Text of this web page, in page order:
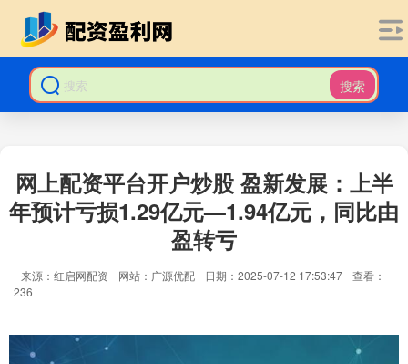
搜索
网上配资平台开户炒股 盈新发展：上半
年预计亏损1.29亿元—1.94亿元，同比由
盈转亏
来源：红启网配资 网站：广源优配 日期：2025-07-12 17:53:47
查看：
236